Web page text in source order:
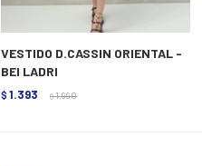
VESTIDO D.CASSIN ORIENTAL -
BEI LADRI
$ 1.393 $ 1.990